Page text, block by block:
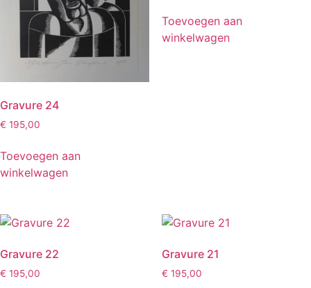
Gravure 24
€ 195,00
Toevoegen aan
winkelwagen
Toevoegen aan
winkelwagen
Gravure 22
€ 195,00
Gravure 21
€ 195,00